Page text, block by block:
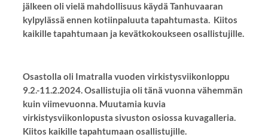
jälkeen oli vielä mahdollisuus käydä Tanhuvaaran
kylpylässä ennen kotiinpaluuta tapahtumasta. Kiitos
kaikille tapahtumaan ja kevätkokoukseen osallistujille.
Osastolla oli Imatralla vuoden virkistysviikonloppu
9.2.-11.2.2024. Osallistujia oli tänä vuonna vähemmän
kuin viimevuonna. Muutamia kuvia
virkistysviikonlopusta sivuston osiossa kuvagalleria.
Kiitos kaikille tapahtumaan osallistujille.